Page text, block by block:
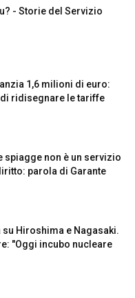
- Storie del Servizio
1,6 milioni di euro:
ridisegnare le tariffe
spiagge non è un servizio
parola di Garante
Hiroshima e Nagasaki.
"Oggi incubo nucleare